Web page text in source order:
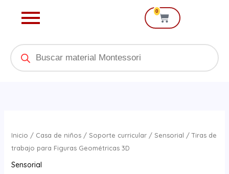
0
Cart
Products
search
Inicio / Casa de niños/ Soporte curricular/ Sensorial / Tiras de
trabajo para Figuras Geométricas 3D
Sensorial
de
trabajo